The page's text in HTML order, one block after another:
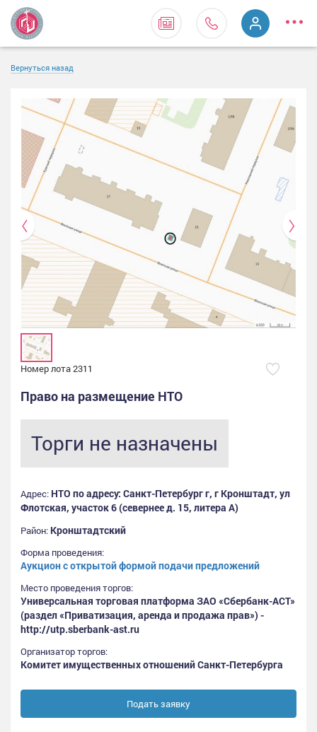
Вернуться назад
Номер лота 2311
Право на размещение НТО
Торги не назначены
Адрес: НТО по адресу: Санкт-Петербург г, г Кронштадт, ул
Флотская, участок 6 (севернее д. 15, литера А)
Район: Кронштадтский
Форма проведения:
Аукцион с открытой формой подачи предложений
Место проведения торгов:
Универсальная торговая платформа ЗАО «Сбербанк-АСТ»
(раздел «Приватизация, аренда и продажа прав») -
http://utp.sberbank-ast.ru
Организатор торгов:
Комитет имущественных отношений Санкт-Петербурга
Подать заявку